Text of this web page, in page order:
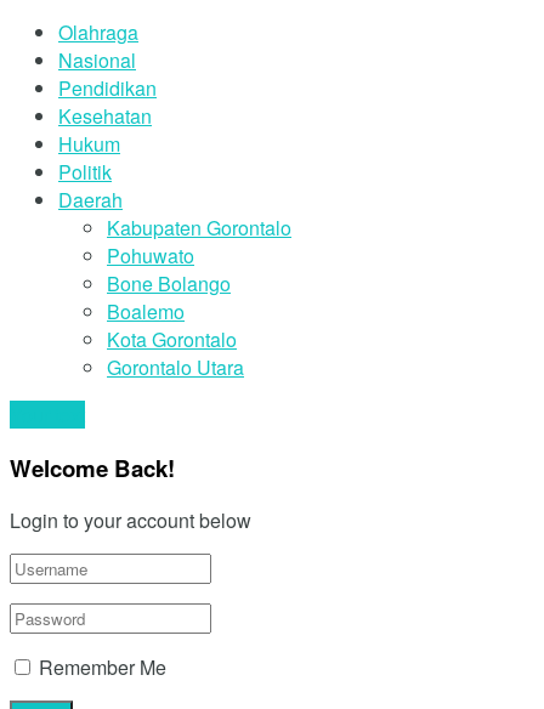
Olahraga
Nasional
Pendidikan
Kesehatan
Hukum
Politik
Daerah
Kabupaten Gorontalo
Pohuwato
Bone Bolango
Boalemo
Kota Gorontalo
Gorontalo Utara
Welcome Back!
Login to your account below
Remember Me